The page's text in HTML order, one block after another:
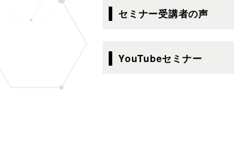
セミナー受講者の声
YouTubeセミナー